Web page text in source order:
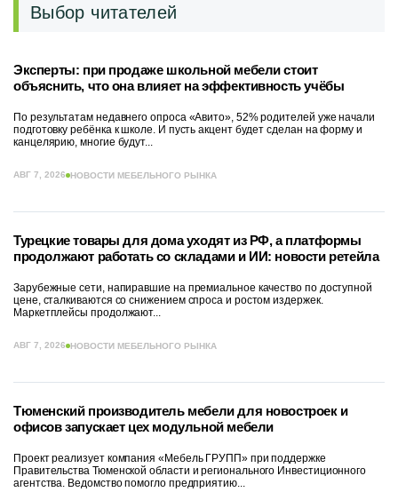
Выбор читателей
Эксперты: при продаже школьной мебели стоит
объяснить, что она влияет на эффективность учёбы
По результатам недавнего опроса «Авито», 52% родителей уже начали
подготовку ребёнка к школе. И пусть акцент будет сделан на форму и
канцелярию, многие будут...
АВГ 7, 2026 НОВОСТИ МЕБЕЛЬНОГО РЫНКА
Турецкие товары для дома уходят из РФ, а платформы
продолжают работать со складами и ИИ: новости ретейла
Зарубежные сети, напиравшие на премиальное качество по доступной
цене, сталкиваются со снижением спроса и ростом издержек.
Маркетплейсы продолжают...
АВГ 7, 2026 НОВОСТИ МЕБЕЛЬНОГО РЫНКА
Тюменский производитель мебели для новостроек и
офисов запускает цех модульной мебели
Проект реализует компания «Мебель ГРУПП» при поддержке
Правительства Тюменской области и регионального Инвестиционного
агентства. Ведомство помогло предприятию...